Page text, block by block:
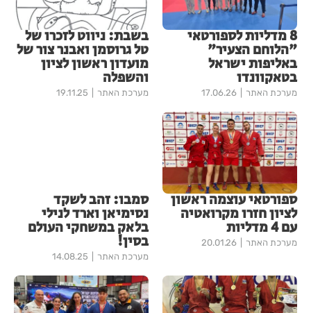
8 מדליות לספורטאי
"הלוחם הצעיר"
באליפות ישראל
בטאקוונדו
מערכת האתר 17.06.26
בשבת: ניווט לזכרו של
טל גרוסמן ואבנר צור של
מועדון ראשון לציון
והשפלה
מערכת האתר 19.11.25
ספורטאי עוצמה ראשון
לציון חזרו מקרואטיה
עם 4 מדליות
מערכת האתר 20.01.26
סמבו: זהב לשקד
נסימיאן וארד לנילי
בלאק במשחקי העולם
בסין!
מערכת האתר 14.08.25